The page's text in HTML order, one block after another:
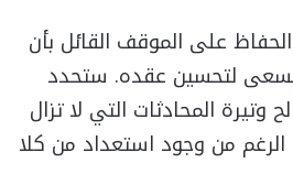
على الموقف القائل بأن
لتحسين عقده. ستحدد
المحادثات التي لا تزال
من وجود استعداد من كلا